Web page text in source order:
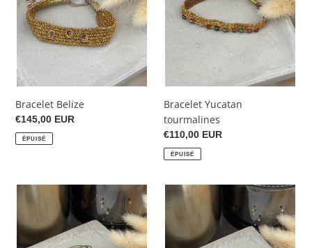
Bracelet Belize
Prix
normal
€145,00 EUR
ÉPUISÉ
Bracelet Yucatan
tourmalines
Prix
normal
€110,00 EUR
ÉPUISÉ
Bracelet
agates
Bracelet
turquoises